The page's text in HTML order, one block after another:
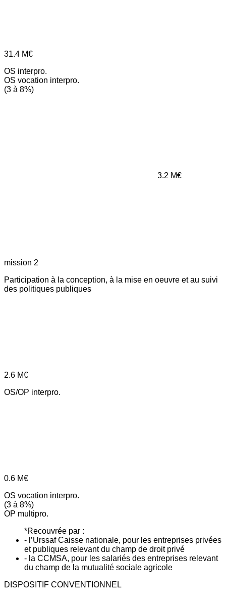
31.4 M€
OS interpro.
OS vocation interpro.
(3 à 8%)
3.2 M€
mission 2
Participation à la conception, à la mise en oeuvre et au suivi
des politiques publiques
2.6 M€
OS/OP interpro.
0.6 M€
OS vocation interpro.
(3 à 8%)
OP multipro.
*Recouvrée par :
- l’Urssaf Caisse nationale, pour les entreprises privées
et publiques relevant du champ de droit privé
- la CCMSA, pour les salariés des entreprises relevant
du champ de la mutualité sociale agricole
DISPOSITIF CONVENTIONNEL